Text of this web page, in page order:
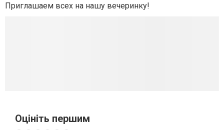
Приглашаем всех на нашу вечеринку!
Оцініть першим